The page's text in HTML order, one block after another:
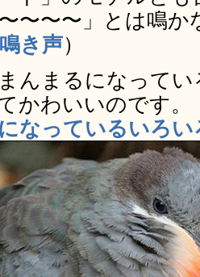
〜〜〜」とは鳴か
き声）
んまるになって
かわいいのです。
なっているいろい